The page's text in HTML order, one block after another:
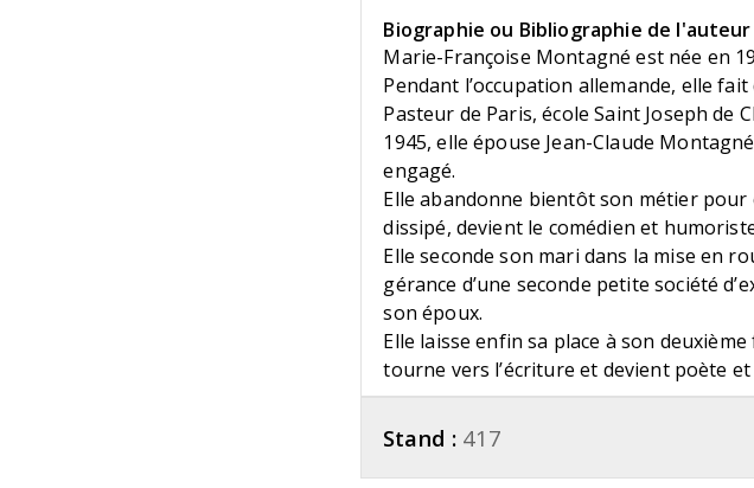
Biographie ou Bibliographie de l'auteur
Marie-Françoise Montagné est née en
Pendant l’occupation allemande, elle
Pasteur de Paris, école Saint Joseph de
1945, elle épouse Jean-Claude
engagé.
Elle abandonne bientôt son métier
dissipé, devient le comédien et
Elle seconde son mari dans la mise en
gérance d’une seconde petite société
son époux.
Elle laisse enfin sa place à son
tourne vers l’écriture et devient poète et
Stand : 417